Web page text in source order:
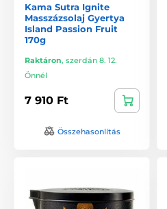
Kama Sutra Ignite
Masszázsolaj Gyertya
Island Passion Fruit
170g
Raktáron, szerdán 8. 12.
Önnél
7 910 Ft
Összehasonlítás